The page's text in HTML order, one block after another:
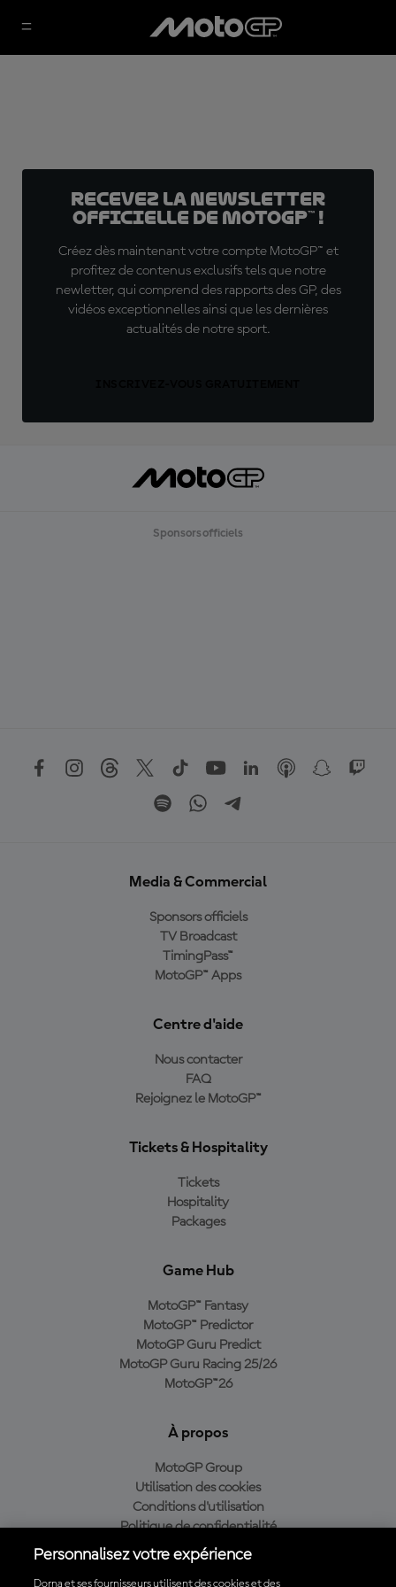
Recevez la Newsletter
officielle de MotoGP™ !
Créez dès maintenant votre compte MotoGP™ et
profitez de contenus exclusifs tels que notre
newletter, qui comprend des rapports des GP, des
vidéos exceptionnelles ainsi que les dernières
actualités de notre sport.
Sponsors officiels
Media & Commercial
Sponsors officiels
TV Broadcast
TimingPass™
MotoGP™ Apps
Centre d'aide
Nous contacter
FAQ
Rejoignez le MotoGP™
Tickets & Hospitality
Tickets
Hospitality
Packages
Game Hub
MotoGP™ Fantasy
MotoGP™ Predictor
MotoGP Guru Predict
MotoGP Guru Racing 25/26
MotoGP™26
À propos
MotoGP Group
Utilisation des cookies
Conditions d'utilisation
Politique de confidentialité
Politique d’achat
Personnalisez votre expérience
Dorna et ses fournisseurs utilisent des cookies et des